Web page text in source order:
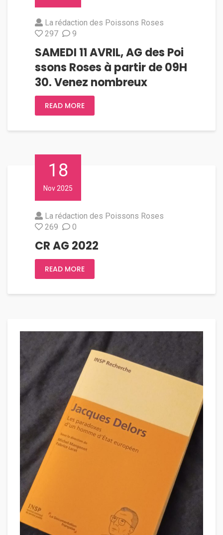
La rédaction des Poissons Roses
297
9
SAMEDI 11 AVRIL, AG des Poi
ssons Roses à partir de 09H
30. Venez nombreux
READ MORE
18
Nov 2025
La rédaction des Poissons Roses
269
0
CR AG 2022
READ MORE